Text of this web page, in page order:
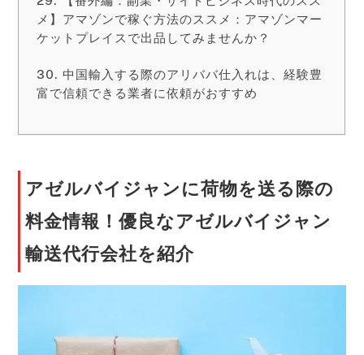
メ】アマゾンで稼ぐ方法のススメ：アマゾンマー
ケットプレイスで出品してみませんか？
中国輸入する際のアリババ仕入れは、経験豊
富で信頼できる業者に依頼がおすすめ
アゼルバイジャンに荷物を送る際の
料金情報！優良なアゼルバイジャン
輸送代行会社を紹介